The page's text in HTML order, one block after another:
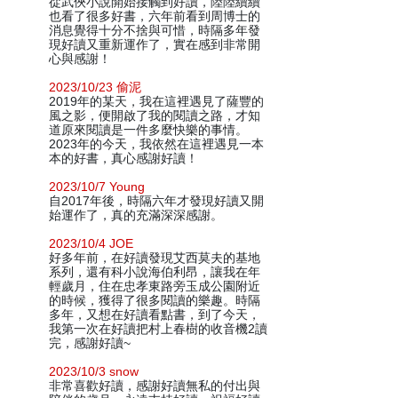
也看了很多好書，六年前看到周博士的
消息覺得十分不捨與可惜，時隔多年發
現好讀又重新運作了，實在感到非常開
心與感謝！
2023/10/23 偷泥
2019年的某天，我在這裡遇見了薩豐的
風之影，便開啟了我的閱讀之路，才知
道原來閱讀是一件多麼快樂的事情。
2023年的今天，我依然在這裡遇見一本
本的好書，真心感謝好讀！
2023/10/7 Young
自2017年後，時隔六年才發現好讀又開
始運作了，真的充滿深深感謝。
2023/10/4 JOE
好多年前，在好讀發現艾西莫夫的基地
系列，還有科小說海伯利昂，讓我在年
輕歲月，住在忠孝東路旁玉成公園附近
的時候，獲得了很多閱讀的樂趣。時隔
多年，又想在好讀看點書，到了今天，
我第一次在好讀把村上春樹的收音機2讀
完，感謝好讀~
2023/10/3 snow
非常喜歡好讀，感謝好讀無私的付出與